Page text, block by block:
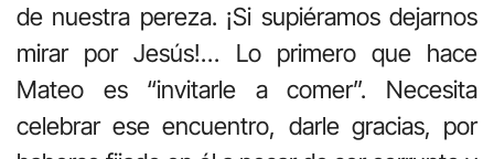
de nuestra pereza. ¡Si supiéramos dejarnos
mirar por Jesús!… Lo primero que hace
Mateo es “invitarle a comer”. Necesita
celebrar ese encuentro, darle gracias, por